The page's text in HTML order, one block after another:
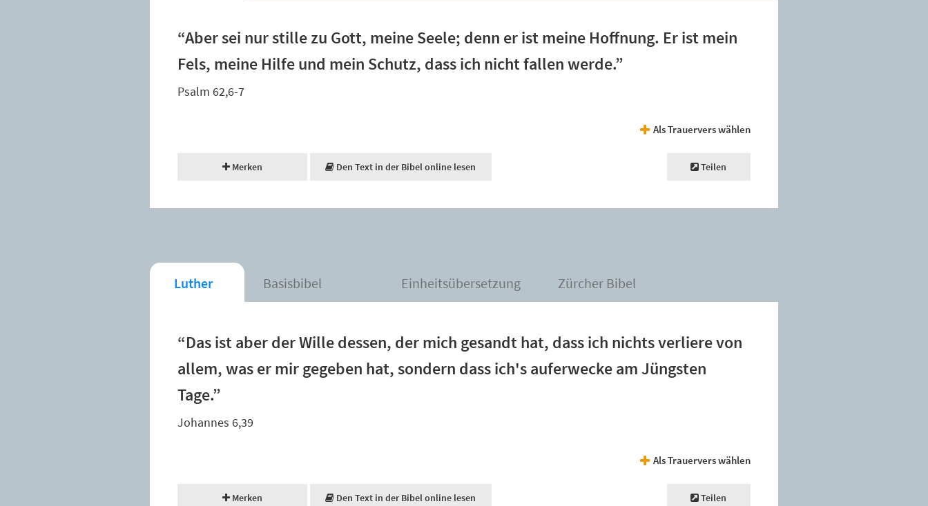
“Aber sei nur stille zu Gott, meine Seele; denn er ist meine Hoffnung. Er ist mein
Fels, meine Hilfe und mein Schutz, dass ich nicht fallen werde.”
Psalm 62,6-7
Als Trauervers wählen
Merken Den Text in der Bibel online lesen Teilen
Luther Basisbibel Einheitsübersetzung Zürcher Bibel
“Das ist aber der Wille dessen, der mich gesandt hat, dass ich nichts verliere von
allem, was er mir gegeben hat, sondern dass ich's auferwecke am Jüngsten
Tage.”
Johannes 6,39
Als Trauervers wählen
Merken Den Text in der Bibel online lesen Teilen